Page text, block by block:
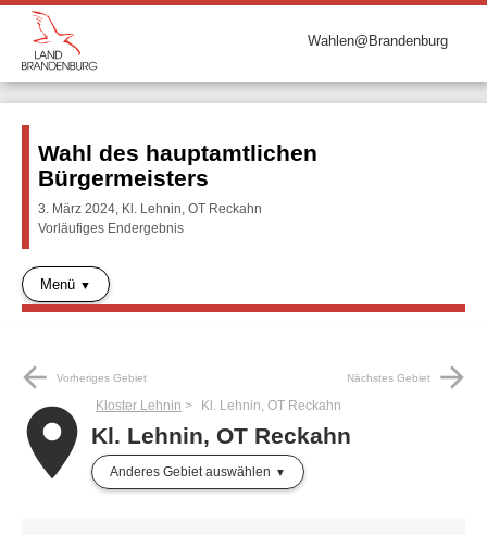
Wahlen@Brandenburg
Wahl des hauptamtlichen
Bürgermeisters
3. März 2024, Kl. Lehnin, OT Reckahn
Vorläufiges Endergebnis
Menü
arrow_back Vorheriges Gebiet Nächstes Gebiet arrow_forward
placeKloster Lehnin Kl. Lehnin, OT Reckahn
Kl. Lehnin, OT Reckahn
Anderes Gebiet auswählen